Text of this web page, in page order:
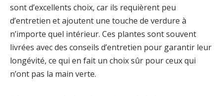
sont d’excellents choix, car ils requièrent peu
d’entretien et ajoutent une touche de verdure à
n’importe quel intérieur. Ces plantes sont souvent
livrées avec des conseils d’entretien pour garantir leur
longévité, ce qui en fait un choix sûr pour ceux qui
n’ont pas la main verte.